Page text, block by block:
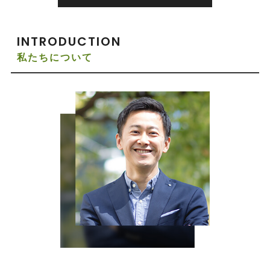
INTRODUCTION
私たちについて